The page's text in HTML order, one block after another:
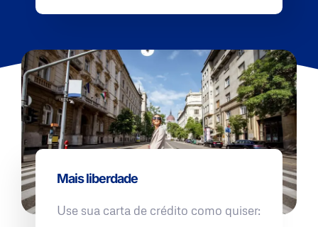
Mais liberdade
Use sua carta de crédito como quiser: